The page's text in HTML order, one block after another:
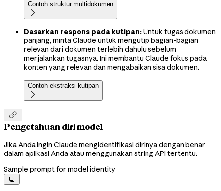
Contoh struktur multidokumen

Dasarkan respons pada kutipan:Untuk tugas dokumen
panjang, minta Claude untuk mengutip bagian-bagian
relevan dari dokumen terlebih dahulu sebelum
menjalankan tugasnya. Ini membantu Claude fokus pada
konten yang relevan dan mengabaikan sisa dokumen.
Contoh ekstraksi kutipan


Pengetahuan diri model
Jika Anda ingin Claude mengidentifikasi dirinya dengan benar
dalam aplikasi Anda atau menggunakan string API tertentu:
Sample prompt for model identity
